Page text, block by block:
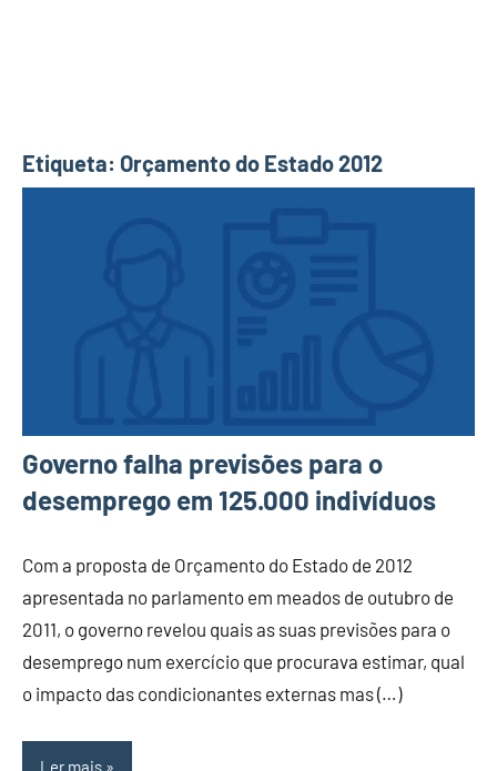
Etiqueta: Orçamento do Estado 2012
Governo falha previsões para o
desemprego em 125.000 indivíduos
Com a proposta de Orçamento do Estado de 2012
apresentada no parlamento em meados de outubro de
2011, o governo revelou quais as suas previsões para o
desemprego num exercício que procurava estimar, qual
o impacto das condicionantes externas mas (…)
Ler mais